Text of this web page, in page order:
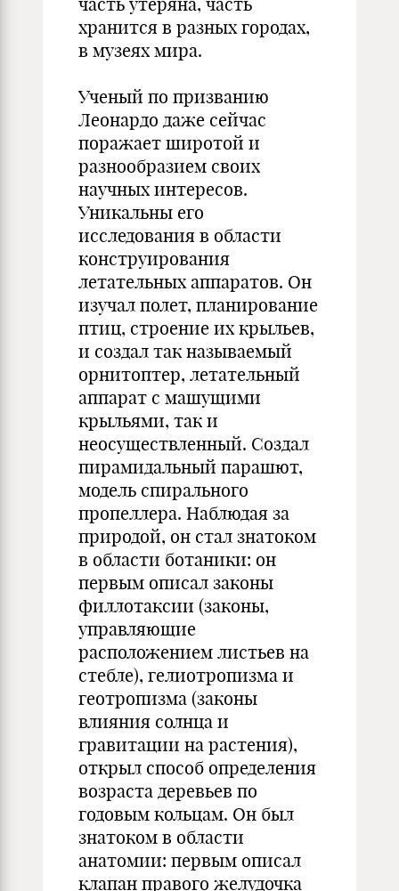
хранится в разных городах,
в музеях мира.
Ученый по призванию
Леонардо даже сейчас
поражает широтой и
разнообразием своих
научных интересов.
Уникальны его
исследования в области
конструирования
летательных аппаратов. Он
изучал полет, планирование
птиц, строение их крыльев,
и создал так называемый
орнитоптер, летательный
аппарат с машущими
крыльями, так и
неосуществленный. Создал
пирамидальный парашют,
модель спирального
пропеллера. Наблюдая за
природой, он стал знатоком
в области ботаники: он
первым описал законы
филлотаксии (законы,
управляющие
расположением листьев на
стебле), гелиотропизма и
геотропизма (законы
влияния солнца и
гравитации на растения),
открыл способ определения
возраста деревьев по
годовым кольцам. Он был
знатоком в области
анатомии: первым описал
клапан правого желудочка